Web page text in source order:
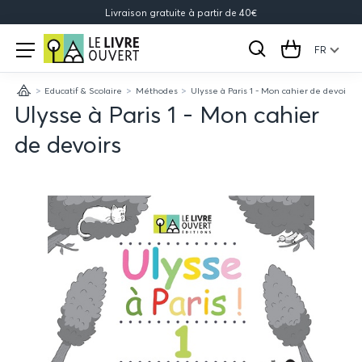
Livraison gratuite à partir de 40€
Le
Livre
Ouvert
Open
menu
Rechercher
Cart FR
AccueilEducatif & Scolaire Méthodes Ulysse à Paris 1 - Mon cahier de devoirs
Ulysse à Paris 1 - Mon cahier
de devoirs